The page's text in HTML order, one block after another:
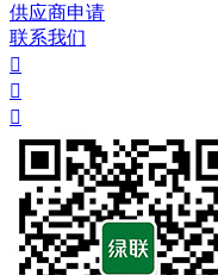
供应商申请
联系我们


